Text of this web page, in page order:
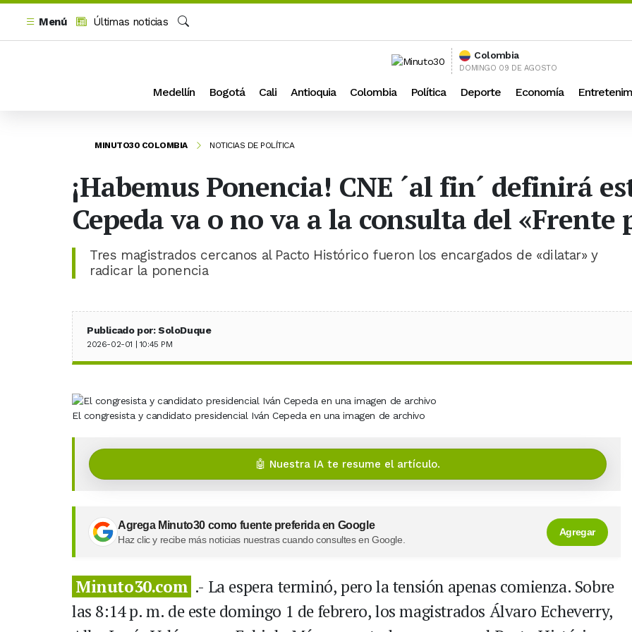
Menú
Últimas noticias
Buscar
Colombia
DOMINGO 09 DE AGOSTO
Medellín Bogotá Cali Antioquia Colombia Política Deporte Economía
MINUTO30 COLOMBIA NOTICIAS DE POLÍTICA
¡Habemus Ponencia! CNE ´al fin´ definirá
Cepeda va o no va a la consulta del «Frente
Tres magistrados cercanos al Pacto Histórico fueron los encargados de «dilatar» y
radicar la ponencia
Publicado por: SoloDuque
2026-02-01 | 10:45 PM
El congresista y candidato presidencial Iván Cepeda en una imagen de archivo
🤖 Nuestra IA te resume el artículo.
Agrega Minuto30 como fuente preferida en Google
Haz clic y recibe más noticias nuestras cuando consultes en Google.
Agregar
Minuto30.com .- La espera terminó, pero la tensión apenas comienza. Sobre
las 8:14 p. m. de este domingo 1 de febrero, los magistrados Álvaro Echeverry,